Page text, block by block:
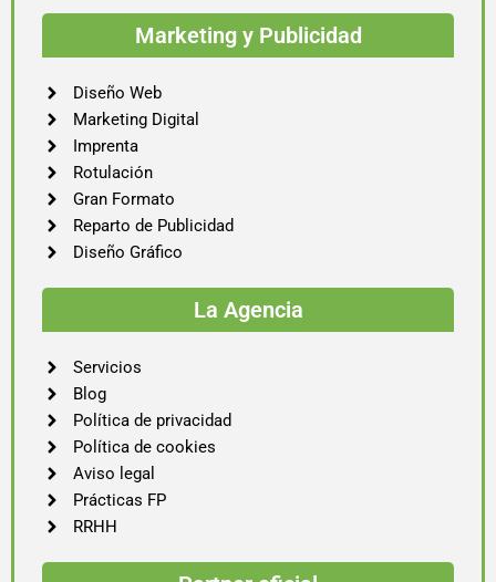
Marketing y Publicidad
Diseño Web
Marketing Digital
Imprenta
Rotulación
Gran Formato
Reparto de Publicidad
Diseño Gráfico
La Agencia
Servicios
Blog
Política de privacidad
Política de cookies
Aviso legal
Prácticas FP
RRHH